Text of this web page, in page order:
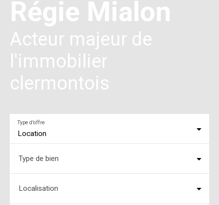
Régie Mialon
Acteur majeur de
l'immobilier
clermontois
Location
Type d'offre
Type de bien
Localisation